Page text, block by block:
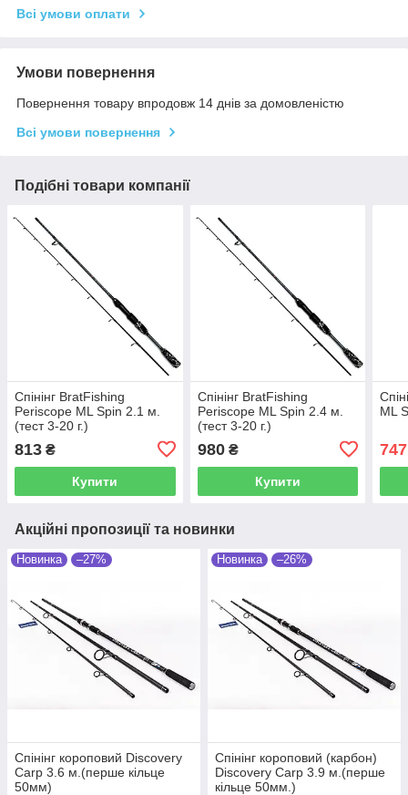
Всі умови оплати
Умови повернення
Повернення товару впродовж 14 днів за домовленістю
Всі умови повернення
Подібні товари компанії
Спінінг BratFishing
Periscope ML Spin 2.1 м.
(тест 3-20 г.)
813 ₴
Купити
Спінінг BratFishing
Periscope ML Spin 2.4 м.
(тест 3-20 г.)
980₴
Купити
ML
747
Акційні пропозиції та новинки
Новинка –27%
Спінінг короповий Discovery
Carp 3.6 м.(перше кільце
50мм)
Новинка –26%
Спінінг короповий (карбон)
Discovery Carp 3.9 м.(перше
кільце 50мм.)